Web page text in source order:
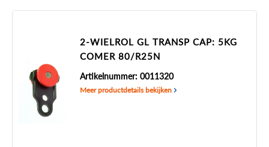
2-WIELROL GL TRANSP CAP: 5KG
COMER 80/R25N
Artikelnummer: 0011320
Meer productdetails bekijken